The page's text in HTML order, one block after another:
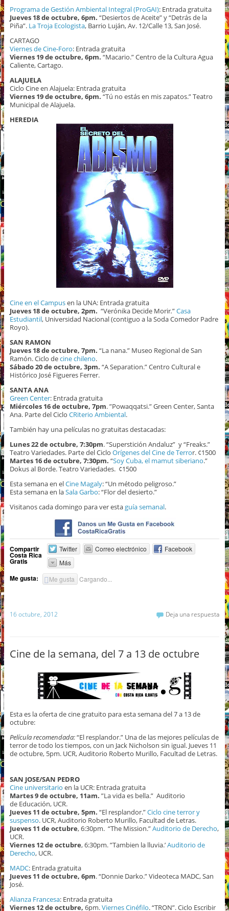
Programa de Gestión Ambiental Integral (ProGAI): Entrada gratuita
Jueves 18 de octubre, 6pm. “Desiertos de Aceite” y “Detrás de la
Piña”. La Troja Ecologista, Barrio Luján, Av. 12/Calle 13, San José.
CARTAGO
Viernes de Cine-Foro: Entrada gratuita
Viernes 19 de octubre, 6pm. “Macario.” Centro de la Cultura Agua
Caliente, Cartago.
ALAJUELA
Ciclo Cine en Alajuela: Entrada gratuita
Viernes 19 de octubre, 6pm. “Tú no estás en mis zapatos.”Teatro
Municipal de Alajuela.
HEREDIA
Cine en el Campusen la UNA: Entrada gratuita
Jueves 18 de octubre, 2pm. “Verónika Decide Morir.”Casa
Estudiantil, Universidad Nacional (contiguo a la Soda Comedor Padre
Royo).
SAN RAMON
Jueves 18 de octubre, 7pm. “La nana.” Museo Regional de San
Ramón. Ciclo decine chileno.
Sábado 20 de octubre, 3pm. “A Separation.” Centro Cultural e
Histórico José Figueres Ferrer.
SANTA ANA
Green Center: Entrada gratuita
Miércoles 16 de octubre, 7pm. ”Powaqqatsi.” Green Center, Santa
Ana. Parte del Ciclo CRiterio Ambiental.
También hay una películas no gratuitas destacadas:
Lunes 22 de octubre, 7:30pm. “Superstición Andaluz” y “Freaks.”
Teatro Variedades. Parte del Ciclo Orígenes del Cine de Terror. ¢1500
Martes 16 de octubre, 7:30pm. “Soy Cuba, el mamut siberiano.”
Dokus al Borde. Teatro Variedades. ¢1500
Esta semana en elCine Magaly: “Un método peligroso.”
Esta semana en laSala Garbo: “Flor del desierto.”
Visitanos cada domingo para ver estaguía semanal.
Compartir
Costa Rica
Gratis
Twitter Correo electrónico
Facebook
Más
Me gusta: Me gusta Cargando...
16 octubre, 2012 Deja una respuesta
Cine de la semana, del 7 a 13 de octubre
Esta es la oferta de cine gratuito para esta semana del 7 a 13 de
octubre:
Película recomendada:“El resplandor.” Una de las mejores películas de
terror de todo los tiempos, con un Jack Nicholson sin igual. Jueves 11
de octubre, 5pm. UCR, Auditorio Roberto Murillo, Facultad de Letras.
SAN JOSE/SAN PEDRO
Cine universitario en la UCR: Entrada gratuita
Martes 9 de octubre, 11am. ”La vida es bella.” Auditorio
de Educación, UCR.
Jueves 11 de octubre, 5pm. “El resplandor.”Ciclo cine terror y
suspenso. UCR, Auditorio Roberto Murillo, Facultad de Letras.
Jueves 11 de octubre, 6:30pm. “The Mission.”Auditorio de Derecho,
UCR.
Viernes 12de octubre, 6:30pm. ”Tambien la lluvia.’Auditorio de
Derecho, UCR.
MADC: Entrada gratuita
Jueves 11 de octubre, 6pm. “Donnie Darko.” Videoteca MADC, San
José.
Alianza Francesa: Entrada gratuita
Viernes 12 de octubre, 6pm.Viernes Cinéfilo. “TRON”. Ciclo Escribir